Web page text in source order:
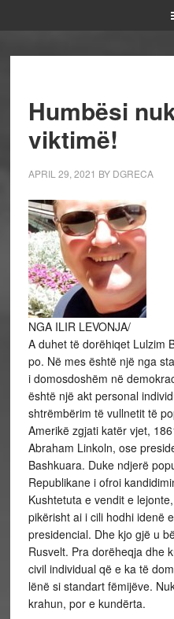
Humbësi
viktimë!
APRIL 29, 2021 BY DGRECA
NGA ILIR LEVONJA/
A duhet të dorëhiqet Lulzim
po. Në mes është një nga
i domosdoshëm në
është një akt personal
shtrëmbërim të vullnetit të
Amerikë zgjati katër vjet,
Abraham Linkoln, ose
Bashkuara. Duke ndjerë
Republikane i ofroi
Kushtetuta e vendit e
pikërisht ai i cili hodhi idenë
presidencial. Dhe kjo gjë u
Rusvelt. Pra dorëheqja dhe
civil individual që e ka të
lënë si standart fëmijëve.
krahun, por e kundërta.